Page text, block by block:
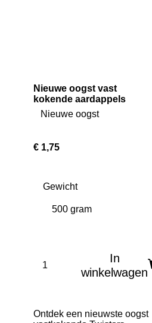
Nieuwe oogst vast
kokende aardappels
Nieuwe oogst
€ 1,75
Gewicht
In
winkelwagen
Ontdek een nieuwste oogst